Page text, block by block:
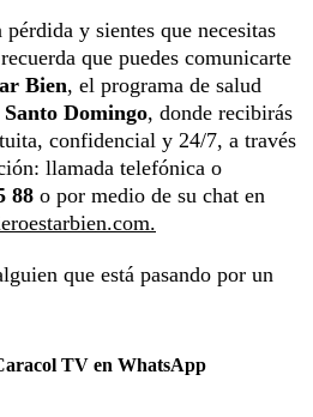
pérdida y sientes que necesitas
que puedes comunicarte
Bien, el programa de salud
Domingo, donde recibirás
confidencial y 24/7, a través
llamada telefónica o
88 o por medio de su chat en
que está pasando por un
TV en WhatsApp